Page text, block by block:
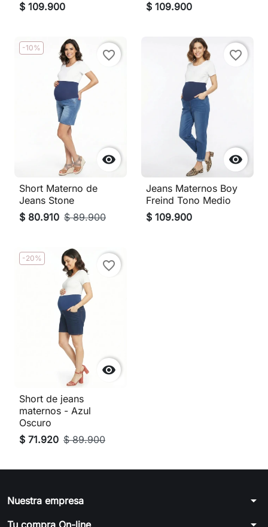
$ 109.900
$ 109.900
-10%

favorite_border
Short Materno de
Jeans Stone
$ 80.910 $ 89.900

favorite_border
Jeans Maternos Boy
Freind Tono Medio
$ 109.900
-20%

favorite_border
Short de jeans
maternos - Azul
Oscuro
$ 71.920 $ 89.900
Nuestra empresa arrow_drop_down
Tu compra On-line